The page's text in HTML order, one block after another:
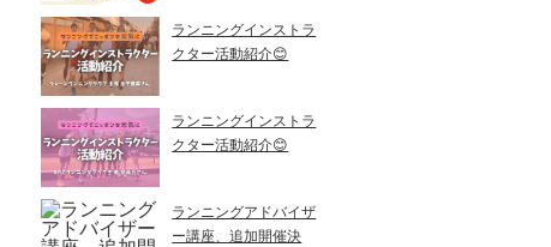
ランニングインストラ
クター活動紹介😊
ランニングインストラ
クター活動紹介😊
ランニングアドバイザ
ー講座、追加開催決